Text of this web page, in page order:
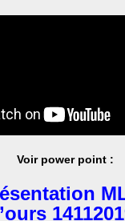
Voir power point :